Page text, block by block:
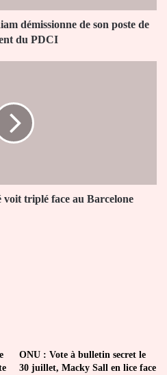
démissionne de son poste de
du PDCI
triplé face au Barcelone
ONU : Vote à bulletin secret le
30 juillet, Macky Sall en lice face